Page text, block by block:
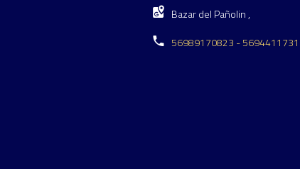
Bazar del Pañolin ,
56989170823 -